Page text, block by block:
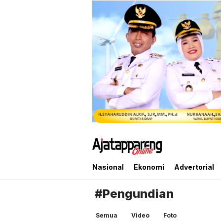
Ajatappareng Online
Media Terpercaya Anda
Nasional Ekonomi Advertorial
#Pengundian
Semua Video Foto